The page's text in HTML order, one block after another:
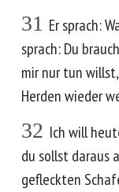
31 Er sprach:
sprach: Du
mir nur tun
Herden wieder
32 Ich will
du sollst daraus
gefleckten